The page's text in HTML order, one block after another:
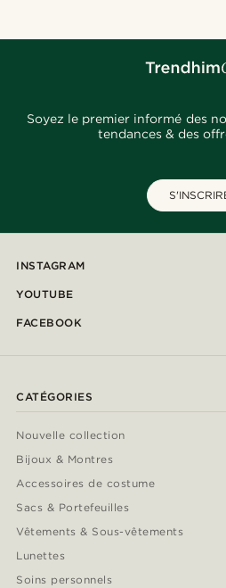
Soyez le premier informé des
tendances & des
INSTAGRAM
YOUTUBE
FACEBOOK
CATÉGORIES
Nouvelle collection
Bijoux & Montres
Accessoires de costume
Sacs & Portefeuilles
Vêtements & Sous-vêtements
Lunettes
Soins personnels